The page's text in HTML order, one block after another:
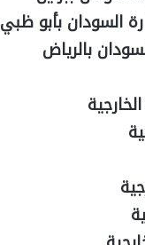
السودان بأبو ظبي
بالرياض